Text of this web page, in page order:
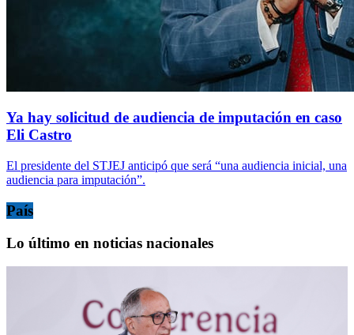
Ya hay solicitud de audiencia de imputación en caso
Eli Castro
El presidente del STJEJ anticipó que será “una audiencia inicial, una
audiencia para imputación”.
País
Lo último en noticias nacionales